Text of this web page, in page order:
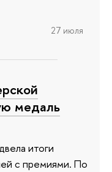
27 июля
медаль
итоги
с премиями. По